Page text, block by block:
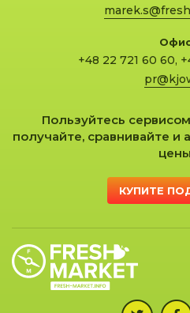
+48 22 721 60 60,
Пользуйтесь
получайте, сравнивайте и
КУПИТЕ